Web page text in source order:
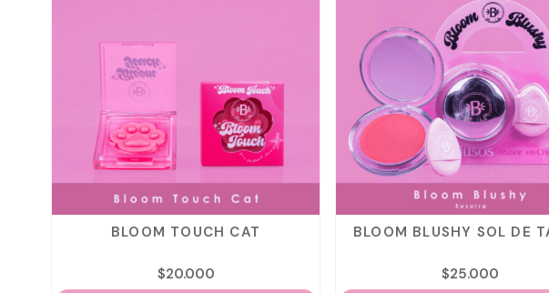
BLOOM TOUCH CAT
$20.000
BLOOM BLUSHY SOL DE
$25.000